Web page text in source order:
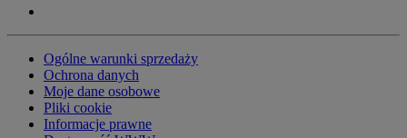
Ogólne warunki sprzedaży
Ochrona danych
Moje dane osobowe
Pliki cookie
Informacje prawne